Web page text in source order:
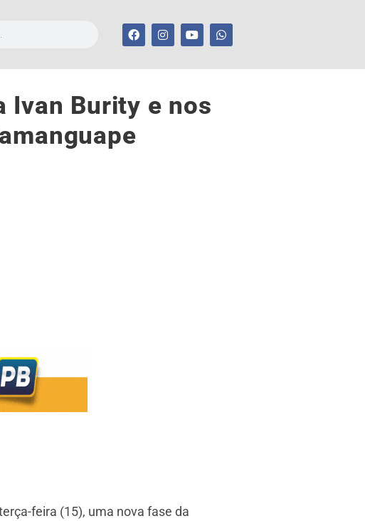
Ivan Burity e nos
feira (15), uma nova fase da